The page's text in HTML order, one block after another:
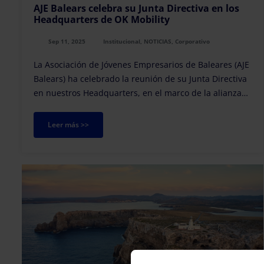
AJE Balears celebra su Junta Directiva en los
Headquarters de OK Mobility
Sep 11, 2025 Institucional, NOTICIAS, Corporativo
La Asociación de Jóvenes Empresarios de Baleares (AJE
Balears) ha celebrado la reunión de su Junta Directiva
en nuestros Headquarters, en el marco de la alianza
Leer más >>